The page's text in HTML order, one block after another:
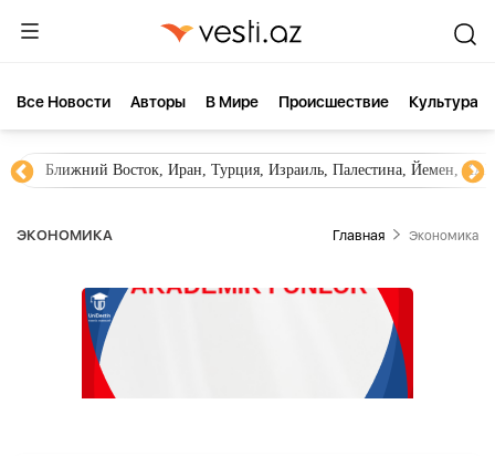
Все Новости Aвторы В Мире Происшествие Культура
Ближний Восток, Иран, Турция, Израиль, Палестина, Йемен,
ЭКОНОМИКА Главная Экономика